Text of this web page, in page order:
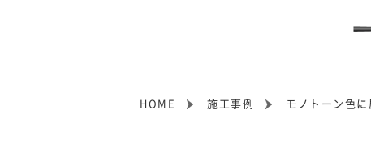
HOME 施工事例 モノトーン色